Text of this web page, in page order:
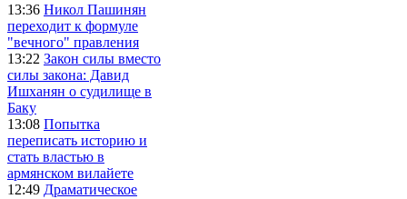
13:36 Никол Пашинян
переходит к формуле
"вечного" правления
13:22 Закон силы вместо
силы закона: Давид
Ишханян о судилище в
Баку
13:08 Попытка
переписать историю и
стать властью в
армянском вилайете
12:49 Драматическое